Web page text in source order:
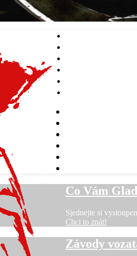
Co Vám
Sjednejte si
Chci to znát!
Závody